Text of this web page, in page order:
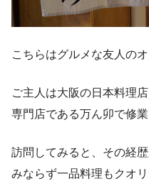
こちらはグルメな友人の
ご主人は大阪の日本料理
専門店である万ん卯で修業
訪問してみると、その経
みならず一品料理もクオ